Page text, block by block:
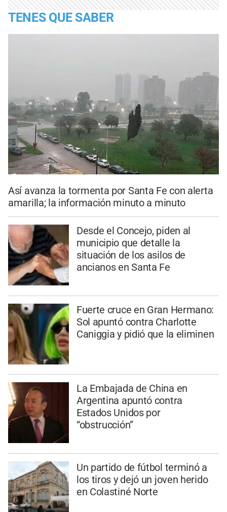
TENES QUE SABER
Así avanza la tormenta por Santa Fe con alerta
amarilla; la información minuto a minuto
Desde el Concejo, piden al
municipio que detalle la
situación de los asilos de
ancianos en Santa Fe
Fuerte cruce en Gran Hermano:
Sol apuntó contra Charlotte
Caniggia y pidió que la eliminen
La Embajada de China en
Argentina apuntó contra
Estados Unidos por
“obstrucción”
Un partido de fútbol terminó a
los tiros y dejó un joven herido
en Colastiné Norte